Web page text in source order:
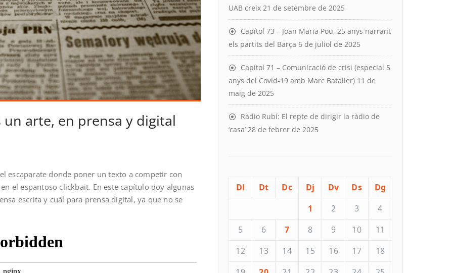
arte, en prensa y digital
escaparate donde poner un texto a competir con
el espantoso clickbait. En este capítulo doy algunas
escrita y cuál para prensa digital, ya que no se
UAB creix 21 de setembre de 2025
Capítol 73 – Joan Maria Pou, 25 anys narrant
els partits del Barça 6 de juliol de 2025
Capítol 71 – Comunicació de crisi (especial 5
anys del Covid-19 amb Marc Bataller) 11 de
maig de 2025
Ràdio Rubí: El repte de dirigir la ràdio de
‘casa’ 28 de febrer de 2025
Dl Dt Dc Dj Dv Ds
Dg
1
2 3
4
5
6 7 8 9 10
11
12
13 14 15 16 17
18